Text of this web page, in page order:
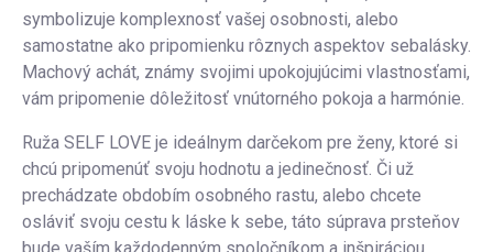
symbolizuje komplexnosť vašej osobnosti, alebo
samostatne ako pripomienku rôznych aspektov sebalásky.
Machový achát, známy svojimi upokojujúcimi vlastnosťami,
vám pripomenie dôležitosť vnútorného pokoja a harmónie.
Ruža SELF LOVE je ideálnym darčekom pre ženy, ktoré si
chcú pripomenúť svoju hodnotu a jedinečnosť. Či už
prechádzate obdobím osobného rastu, alebo chcete
osláviť svoju cestu k láske k sebe, táto súprava prsteňov